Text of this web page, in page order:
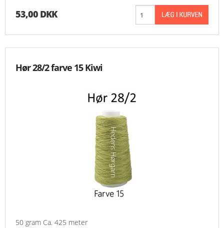
53,00 DKK
Hør 28/2 farve 15 Kiwi
50 gram Ca. 425 meter